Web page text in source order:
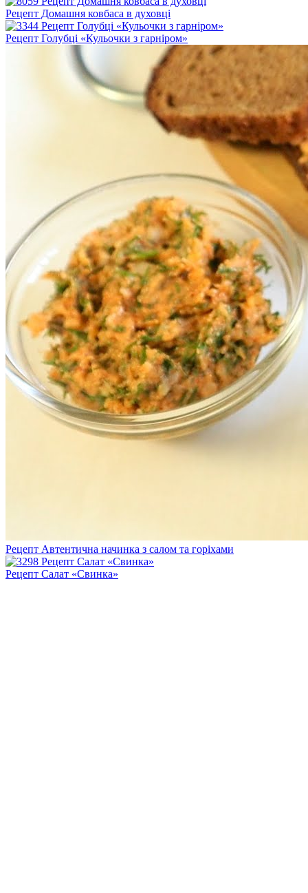
Рецепт Домашня ковбаса в духовці
Рецепт Голубці «Кульочки з гарніром»
Рецепт Автентична начинка з салом та горіхами
Рецепт Салат «Свинка»